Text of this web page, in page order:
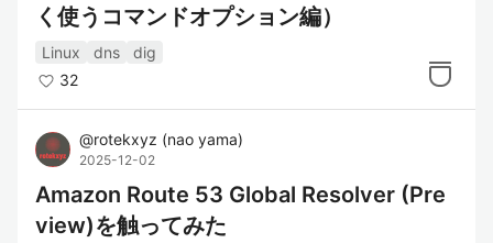
く使うコマンドオプション編）
Linux dns
dig
32
@rotekxyz (nao yama)
2025-12-02
Amazon Route 53 Global Resolver (Pre
view)を触ってみた